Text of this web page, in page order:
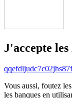
J'accepte
Vous aussi, foutez
les banques en